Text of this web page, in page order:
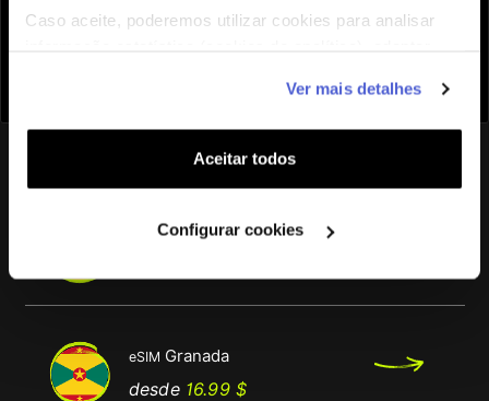
Caso aceite, poderemos utilizar cookies para analisar
funcionalidades (cookies de personalização e
funcionalidade) e adaptar anúncios aos seus interesses
(cookies de publicidade personalizada). Pode gerir a
Ver mais detalhes
Aceitar todos
Configurar cookies
Também poderá gostar
eSIMBarbados
eSIM Granada
desde16.99 $Preço
Preço